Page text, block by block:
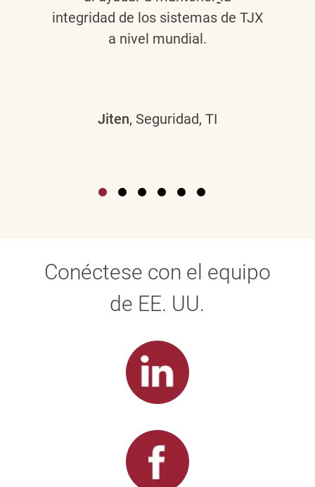
integridad de los sistemas de TJX
a nivel mundial.
Jiten, Seguridad, TI
Conéctese con el equipo
de EE. UU.